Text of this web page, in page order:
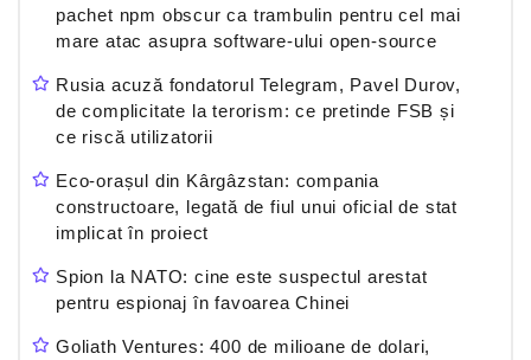
pachet npm obscur ca trambulin pentru cel mai
mare atac asupra software-ului open-source
Rusia acuză fondatorul Telegram, Pavel Durov,
de complicitate la terorism: ce pretinde FSB și
ce riscă utilizatorii
Eco-orașul din Kârgâzstan: compania
constructoare, legată de fiul unui oficial de stat
implicat în proiect
Spion la NATO: cine este suspectul arestat
pentru espionaj în favoarea Chinei
Goliath Ventures: 400 de milioane de dolari,